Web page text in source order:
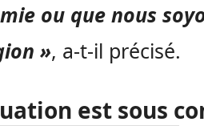
ou que nous
», a-t-il précisé.
est sous